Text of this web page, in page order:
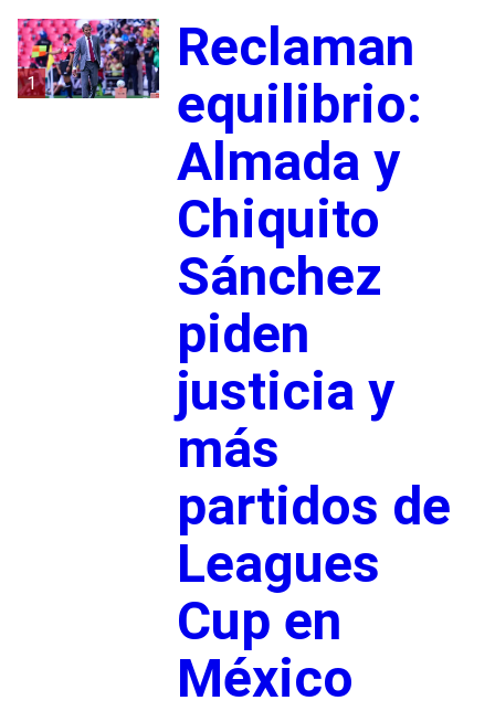
1
Reclaman
equilibrio:
Almada y
Chiquito
Sánchez
piden
justicia y
más
partidos de
Leagues
Cup en
México